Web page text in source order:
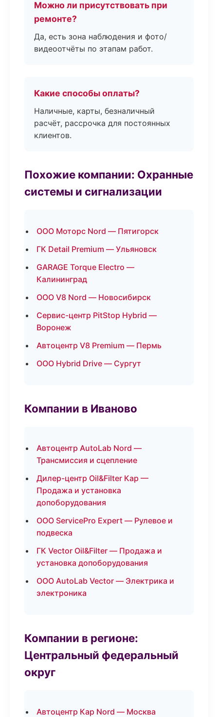
Можно ли присутствовать при
ремонте?
Да, есть зона наблюдения и фото/
видеоотчёты по этапам работ.
Какие способы оплаты?
Наличные, карты, безналичный
расчёт, рассрочка для постоянных
клиентов.
Похожие компании: Охранные
системы и сигнализации
ООО Моторс Nord — Пятигорск
ГК Detail Premium — Ульяновск
GARAGE Torque Electro —
Калининград
ООО V8 Nord — Новосибирск
Сервис-центр PitStop Hybrid —
Воронеж
Автоцентр V8 Premium — Пермь
ООО Hybrid Drive — Сургут
Компании в Иваново
Автоцентр AutoLab Nord —
Трансмиссия и сцепление
Дилер-центр Oil&Filter Кар —
Продажа и установка
допоборудования
ООО ServicePro Expert — Рулевое и
подвеска
ГК Vector Oil&Filter — Продажа и
установка допоборудования
ООО AutoLab Vector — Электрика и
электроника
Компании в регионе:
Центральный федеральный
округ
Автоцентр Кар Nord — Москва